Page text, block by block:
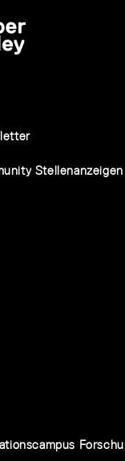
Stellenanzeigen